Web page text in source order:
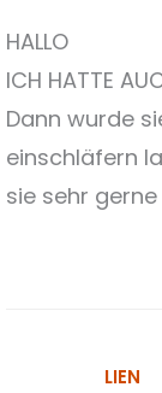
HALLO
ICH HATTE
Dann wurde sie zu krank und wir
einschläfern lassen es War die
sie sehr
LIEN